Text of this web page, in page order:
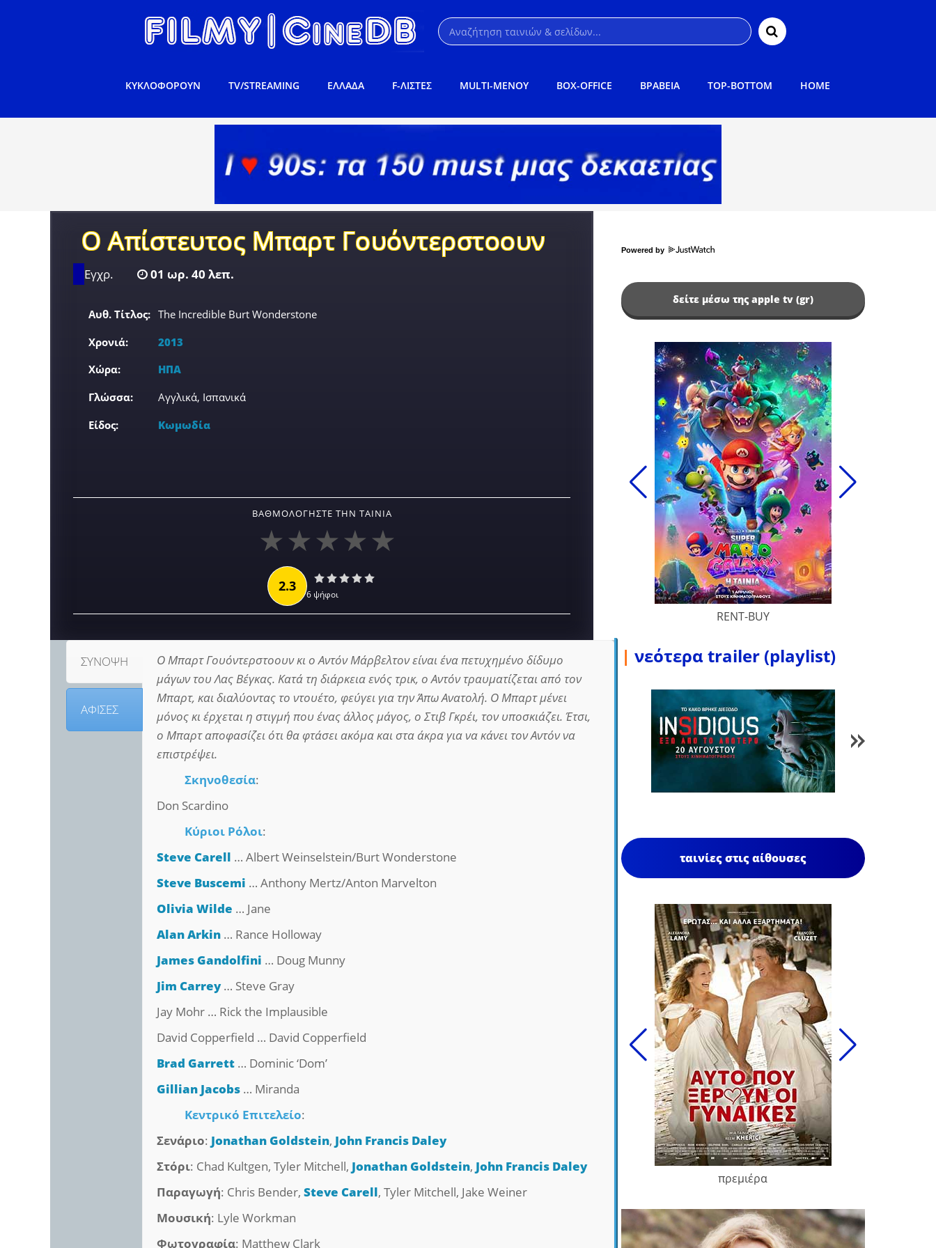
ΚΥΚΛΟΦΟΡΟΥΝ TV/STREAMING ΕΛΛΑΔΑ F-ΛΙΣΤΕΣ MULTI-ΜΕΝΟΥ BOX-OFFICE ΒΡΑΒΕΙΑ TOP-BOTTOM HOME
Ο Απίστευτος Μπαρτ Γουόντερστοουν
Εγχρ. 01 ωρ. 40 λεπ.
Αυθ. Τίτλος: The Incredible Burt Wonderstone
Χρονιά:
2013
Χώρα:
ΗΠΑ
Γλώσσα:
Αγγλικά, Ισπανικά
Είδος:
Κωμωδία
ΒΑΘΜΟΛΟΓΉΣΤΕ ΤΗΝ ΤΑΙΝΊΑ
2.3 6 ψήφοι
ΣΥΝΟΨΗ
ΑΦΙΣΕΣ
Ο Μπαρτ Γουόντερστοουν κι ο Αντόν Μάρβελτον είναι ένα πετυχημένο δίδυμο
μάγων του Λας Βέγκας. Κατά τη διάρκεια ενός τρικ, ο Αντόν τραυματίζεται από τον
Μπαρτ, και διαλύοντας το ντουέτο, φεύγει για την Άπω Ανατολή. Ο Μπαρτ μένει
μόνος κι έρχεται η στιγμή που ένας άλλος μάγος, ο Στιβ Γκρέι, τον υποσκιάζει. Έτσι,
ο Μπαρτ αποφασίζει ότι θα φτάσει ακόμα και στα άκρα για να κάνει τον Αντόν να
επιστρέψει.
Σκηνοθεσία:
Don Scardino
Κύριοι Ρόλοι:
Steve Carell … Albert Weinselstein/Burt Wonderstone
Steve Buscemi … Anthony Mertz/Anton Marvelton
Olivia Wilde … Jane
Alan Arkin … Rance Holloway
James Gandolfini … Doug Munny
Jim Carrey… Steve Gray
Jay Mohr … Rick the Implausible
David Copperfield … David Copperfield
Brad Garrett … Dominic ‘Dom’
Gillian Jacobs … Miranda
Κεντρικό Επιτελείο:
Σενάριο: Jonathan Goldstein, John Francis Daley
Στόρι: Chad Kultgen, Tyler Mitchell, Jonathan Goldstein, John Francis Daley
Παραγωγή: Chris Bender,Steve Carell, Tyler Mitchell, Jake Weiner
Μουσική: Lyle Workman
Φωτογραφία: Matthew Clark
Powered by
δείτε μέσω της apple tv (gr)
RENT-BUY
| νεότερα trailer (playlist)
ταινίες στις αίθουσες
πρεμιέρα